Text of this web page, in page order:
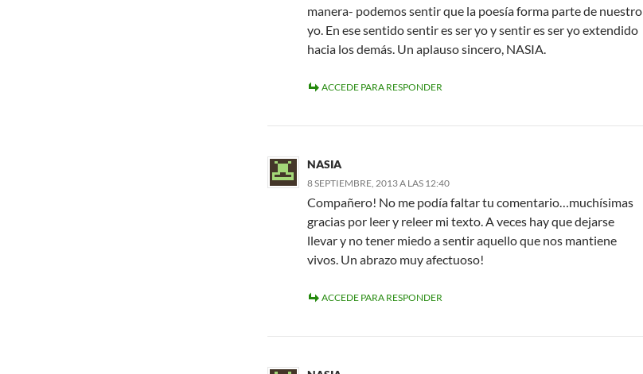
manera- podemos sentir que la poesía forma parte de nuestro
yo. En ese sentido sentir es ser yo y sentir es ser yo extendido
hacia los demás. Un aplauso sincero, NASIA.
ACCEDE PARA RESPONDER
NASIA
8 SEPTIEMBRE, 2013 A LAS 12:40
Compañero! No me podía faltar tu comentario…muchísimas
gracias por leer y releer mi texto. A veces hay que dejarse
llevar y no tener miedo a sentir aquello que nos mantiene
vivos. Un abrazo muy afectuoso!
ACCEDE PARA RESPONDER